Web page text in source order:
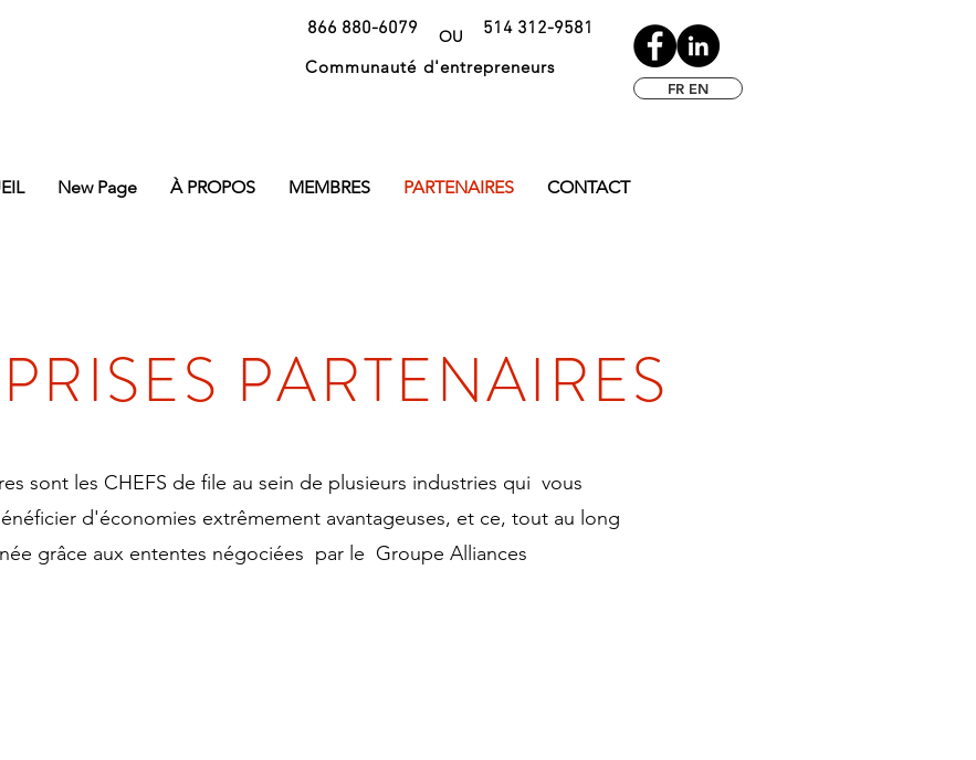
OU
Communauté d'entrepreneurs
866 880-6079 514 312-9581
FR EN
New Page À PROPOS MEMBRES PARTENAIRES CONTACT
PARTENAIRES
sont les CHEFS de file au sein de plusieurs industries qui vous
d'économies extrêmement avantageuses, et ce, tout au long
grâce aux ententes négociées par le Groupe Alliances